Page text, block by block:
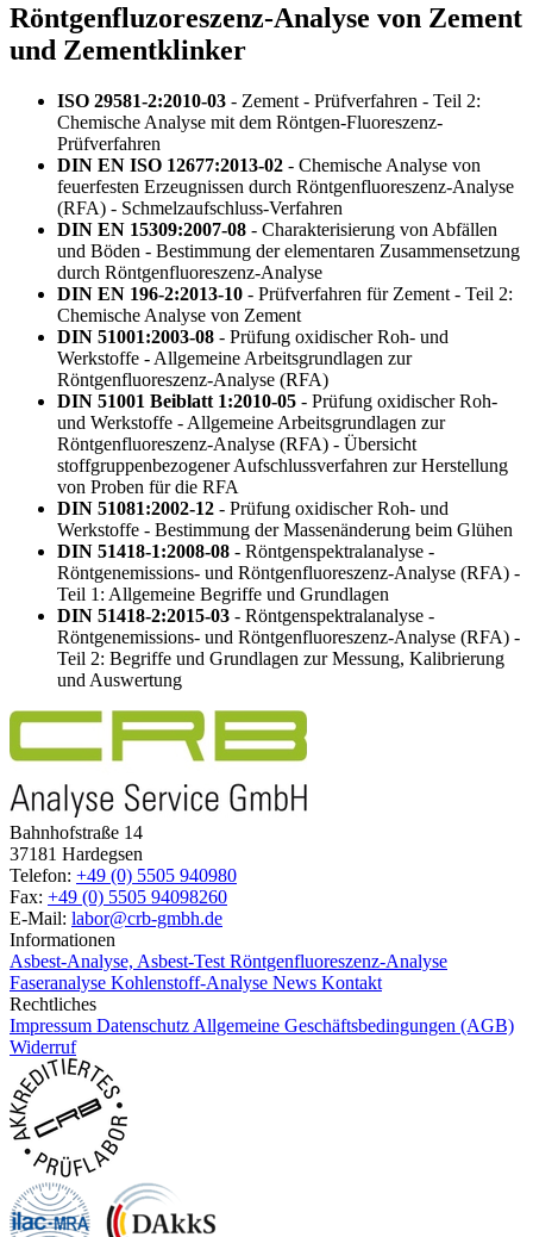
Röntgenfluzoreszenz-Analyse von Zement
und Zementklinker
ISO 29581-2:2010-03 - Zement - Prüfverfahren - Teil 2:
Chemische Analyse mit dem Röntgen-Fluoreszenz-
Prüfverfahren
DIN EN ISO 12677:2013-02 - Chemische Analyse von
feuerfesten Erzeugnissen durch Röntgenfluoreszenz-Analyse
(RFA) - Schmelzaufschluss-Verfahren
DIN EN 15309:2007-08 - Charakterisierung von Abfällen
und Böden - Bestimmung der elementaren Zusammensetzung
durch Röntgenfluoreszenz-Analyse
DIN EN 196-2:2013-10 - Prüfverfahren für Zement - Teil 2:
Chemische Analyse von Zement
DIN 51001:2003-08 - Prüfung oxidischer Roh- und
Werkstoffe - Allgemeine Arbeitsgrundlagen zur
Röntgenfluoreszenz-Analyse (RFA)
DIN 51001 Beiblatt 1:2010-05 - Prüfung oxidischer Roh-
und Werkstoffe - Allgemeine Arbeitsgrundlagen zur
Röntgenfluoreszenz-Analyse (RFA) - Übersicht
stoffgruppenbezogener Aufschlussverfahren zur Herstellung
von Proben für die RFA
DIN 51081:2002-12 - Prüfung oxidischer Roh- und
Werkstoffe - Bestimmung der Massenänderung beim Glühen
DIN 51418-1:2008-08 - Röntgenspektralanalyse -
Röntgenemissions- und Röntgenfluoreszenz-Analyse (RFA) -
Teil 1: Allgemeine Begriffe und Grundlagen
DIN 51418-2:2015-03 - Röntgenspektralanalyse -
Röntgenemissions- und Röntgenfluoreszenz-Analyse (RFA) -
Teil 2: Begriffe und Grundlagen zur Messung, Kalibrierung
und Auswertung
Bahnhofstraße 14
37181 Hardegsen
Telefon: +49 (0) 5505 940980
Fax: +49 (0) 5505 94098260
E-Mail: labor@crb-gmbh.de
Informationen
Asbest-Analyse, Asbest-Test Röntgenfluoreszenz-Analyse
Faseranalyse Kohlenstoff-Analyse News Kontakt
Rechtliches
Impressum Datenschutz Allgemeine Geschäftsbedingungen (AGB)
Widerruf